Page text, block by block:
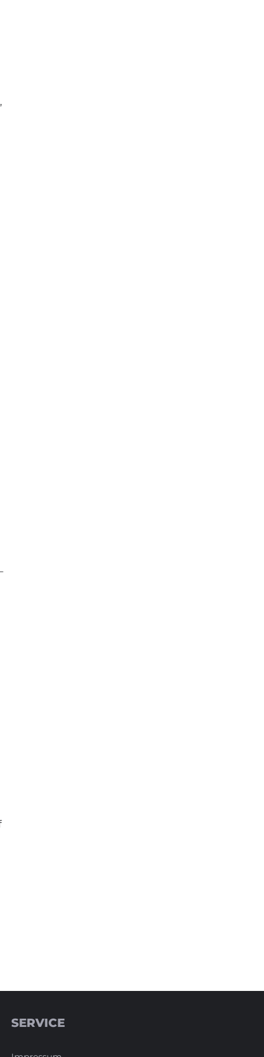
SERVICE